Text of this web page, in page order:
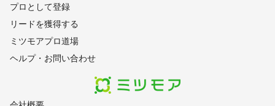
プロとして登録
リードを獲得する
ミツモアプロ道場
ヘルプ・お問い合わせ